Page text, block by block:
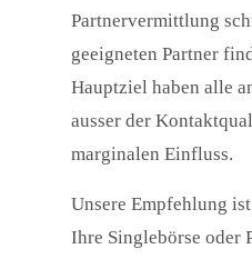
Partnervermittlung
geeigneten Partner
Hauptziel haben alle
ausser der
marginalen Einfluss.
Unsere Empfehlung
Ihre Singlebörse oder